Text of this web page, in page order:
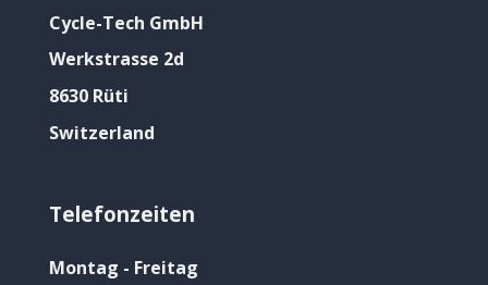
Cycle-Tech GmbH
Werkstrasse 2d
8630 Rüti
Switzerland
Telefonzeiten
Montag - Freitag